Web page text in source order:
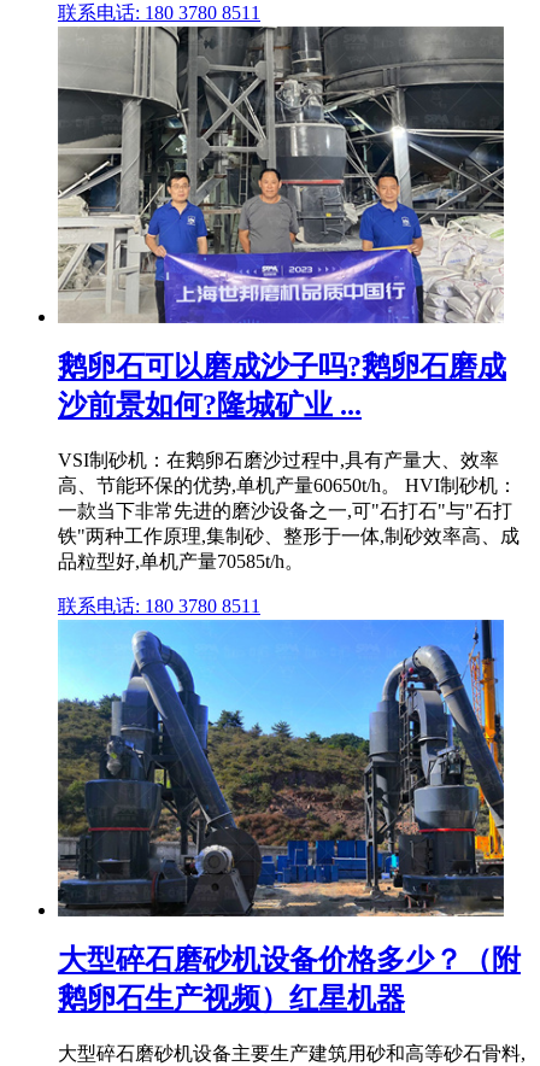
联系电话: 180 3780 8511
鹅卵石可以磨成沙子吗?鹅卵石磨成
沙前景如何?隆城矿业 ...
VSI制砂机：在鹅卵石磨沙过程中,具有产量大、效率
高、节能环保的优势,单机产量60650t/h。 HVI制砂机：
一款当下非常先进的磨沙设备之一,可"石打石"与"石打
铁"两种工作原理,集制砂、整形于一体,制砂效率高、成
品粒型好,单机产量70585t/h。
联系电话: 180 3780 8511
大型碎石磨砂机设备价格多少？（附
鹅卵石生产视频）红星机器
大型碎石磨砂机设备主要生产建筑用砂和高等砂石骨料,